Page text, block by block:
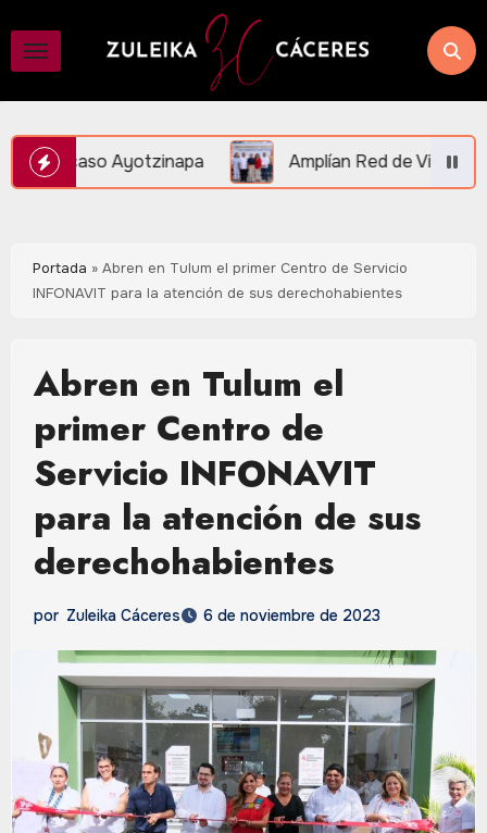
contenido
Amplían Red de Videovigilancia en Central
Portada » Abren en Tulum el primer Centro de Servicio
INFONAVIT para la atención de sus derechohabientes
Abren en Tulum el
primer Centro de
Servicio INFONAVIT
para la atención de sus
derechohabientes
por Zuleika Cáceres 6 de noviembre de 2023